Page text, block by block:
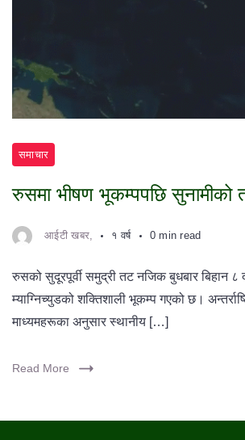
समाचार
रुसमा भीषण भूकम्पपछि सुनामीको
आईटी खबर, १ वर्ष 0 min read
रुसको सुदूरपूर्वी समुद्री तट नजिक बुधबार बिहान
म्याग्निच्युडको शक्तिशाली भूकम्प गएको छ।
माध्यमहरूका अनुसार स्थानीय […]
Read More